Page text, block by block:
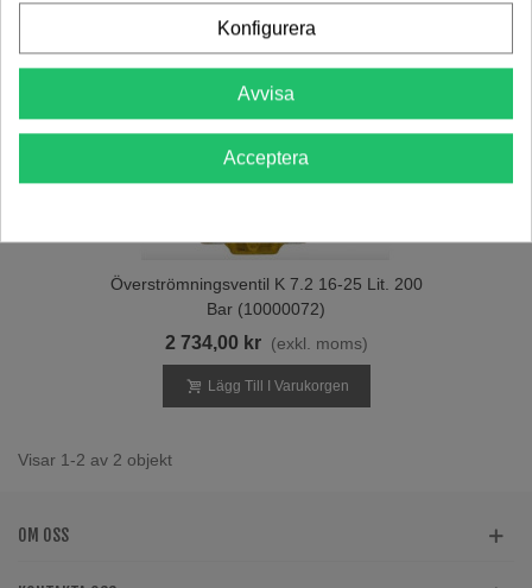
Överströmningsventil K 7.2 16-25 Lit. 200
Bar (10000072)
2 734,00 kr (exkl. moms)
Lägg Till I Varukorgen
Visar 1-2 av 2 objekt
OM OSS
Konfigurera
Avvisa
Acceptera